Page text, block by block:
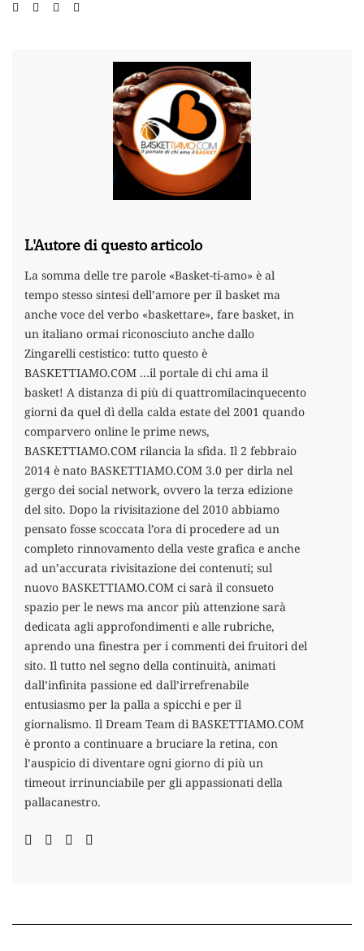
L'Autore di questo articolo
La somma delle tre parole «Basket-ti-amo» è al
tempo stesso sintesi dell’amore per il basket ma
anche voce del verbo «baskettare», fare basket, in
un italiano ormai riconosciuto anche dallo
Zingarelli cestistico: tutto questo è
BASKETTIAMO.COM …il portale di chi ama il
basket! A distanza di più di quattromilacinquecento
giorni da quel dì della calda estate del 2001 quando
comparvero online le prime news,
BASKETTIAMO.COM rilancia la sfida. Il 2 febbraio
2014 è nato BASKETTIAMO.COM 3.0 per dirla nel
gergo dei social network, ovvero la terza edizione
del sito. Dopo la rivisitazione del 2010 abbiamo
pensato fosse scoccata l’ora di procedere ad un
completo rinnovamento della veste grafica e anche
ad un’accurata rivisitazione dei contenuti; sul
nuovo BASKETTIAMO.COM ci sarà il consueto
spazio per le news ma ancor più attenzione sarà
dedicata agli approfondimenti e alle rubriche,
aprendo una finestra per i commenti dei fruitori del
sito. Il tutto nel segno della continuità, animati
dall’infinita passione ed dall’irrefrenabile
entusiasmo per la palla a spicchi e per il
giornalismo. Il Dream Team di BASKETTIAMO.COM
è pronto a continuare a bruciare la retina, con
l’auspicio di diventare ogni giorno di più un
timeout irrinunciabile per gli appassionati della
pallacanestro.